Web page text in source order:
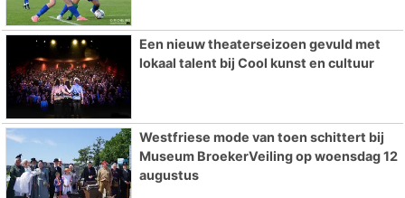
Een nieuw theaterseizoen gevuld met
lokaal talent bij Cool kunst en cultuur
Westfriese mode van toen schittert bij
Museum BroekerVeiling op woensdag 12
augustus